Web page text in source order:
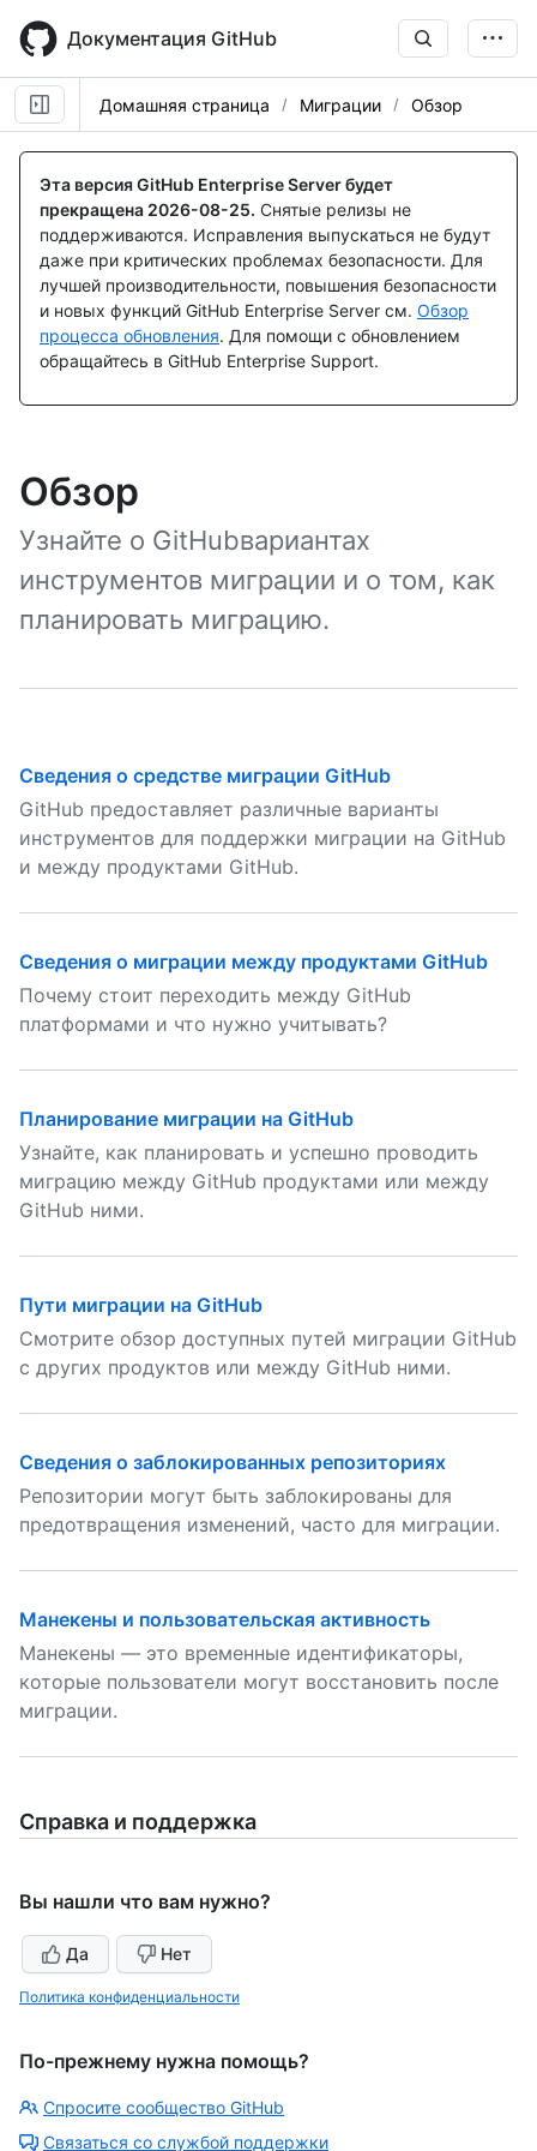
main
content
Документация GitHub
Домашняя страница Миграции Обзор
Эта версия GitHub Enterprise Server будет
прекращена 2026-08-25. Снятые релизы не
поддерживаются. Исправления выпускаться не будут
даже при критических проблемах безопасности. Для
лучшей производительности, повышения безопасности
и новых функций GitHub Enterprise Server см. Обзор
процесса обновления. Для помощи с обновлением
обращайтесь в GitHub Enterprise Support.
Обзор
Узнайте о GitHubвариантах
инструментов миграции и о том, как
планировать миграцию.
Сведения о средстве миграции GitHub
GitHub предоставляет различные варианты
инструментов для поддержки миграции на GitHub
и между продуктами GitHub.
Сведения о миграции между продуктами GitHub
Почему стоит переходить между GitHub
платформами и что нужно учитывать?
Планирование миграции на GitHub
Узнайте, как планировать и успешно проводить
миграцию между GitHub продуктами или между
GitHub ними.
Пути миграции на GitHub
Смотрите обзор доступных путей миграции GitHub
с других продуктов или между GitHub ними.
Сведения о заблокированных репозиториях
Репозитории могут быть заблокированы для
предотвращения изменений, часто для миграции.
Манекены и пользовательская активность
Манекены — это временные идентификаторы,
которые пользователи могут восстановить после
миграции.
Справка и поддержка
Вы нашли что вам нужно?
Да Нет
Политика конфиденциальности
По-прежнему нужна помощь?
Спросите сообщество GitHub
Связаться со службой поддержки